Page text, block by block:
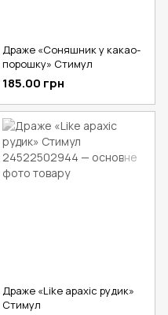
Драже «Соняшник у какао-
порошку» Стимул
185.00 грн
Драже «Like арахіс рудик»
Стимул